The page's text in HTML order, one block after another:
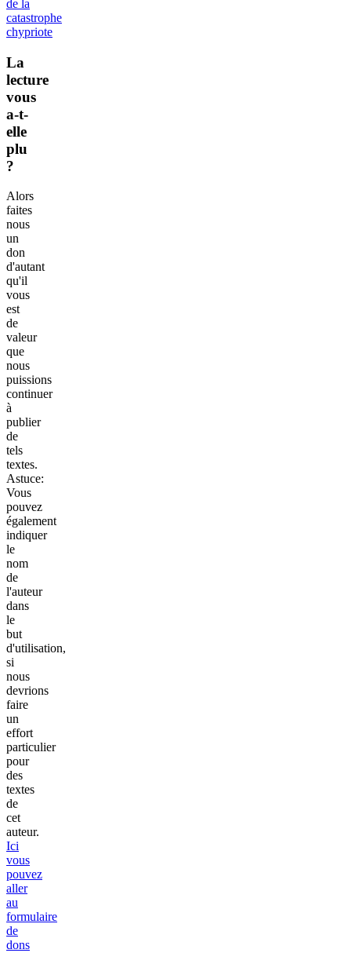
de la
catastrophe
chypriote
La
lecture
vous
a-t-
elle
plu
?
Alors
faites
nous
un
don
d'autant
qu'il
vous
est
de
valeur
que
nous
puissions
continuer
à
publier
de
tels
textes.
Astuce:
Vous
pouvez
également
indiquer
le
nom
de
l'auteur
dans
le
but
d'utilisation,
si
nous
devrions
faire
un
effort
particulier
pour
des
textes
de
cet
auteur.
Ici
vous
pouvez
aller
au
formulaire
de
dons